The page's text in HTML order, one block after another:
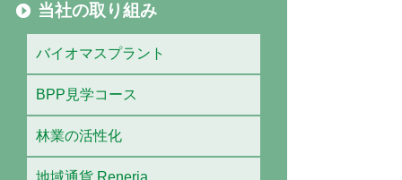
当社の取り組み
バイオマスプラント
BPP見学コース
林業の活性化
地域通貨 Reneria